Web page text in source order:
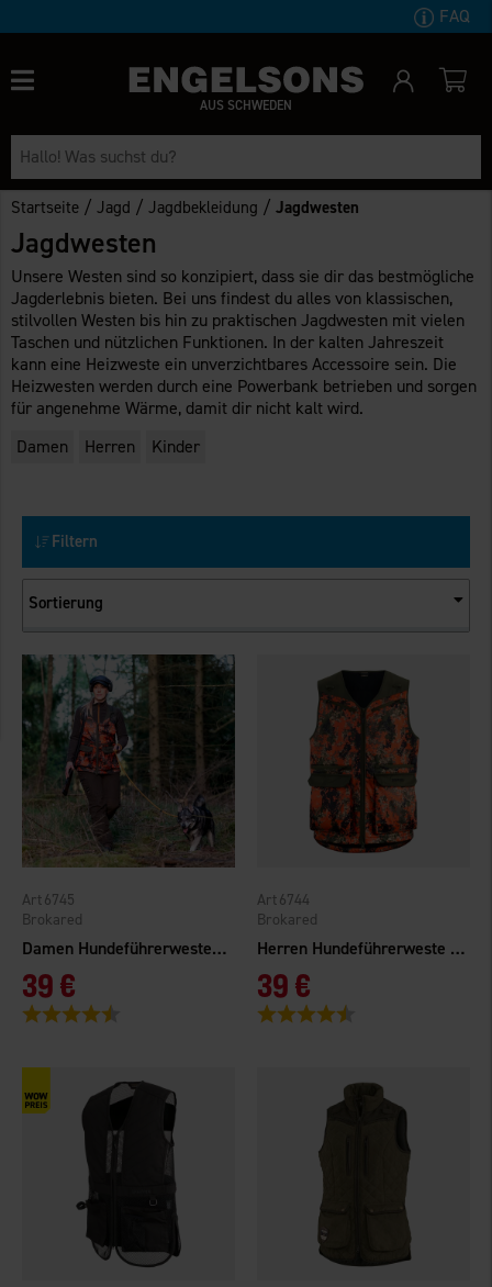
FAQ
AUS SCHWEDEN
Startseite /Jagd /Jagdbekleidung /Jagdwesten
Jagdwesten
Unsere Westen sind so konzipiert, dass sie dir das bestmögliche
Jagderlebnis bieten. Bei uns findest du alles von klassischen,
stilvollen Westen bis hin zu praktischen Jagdwesten mit vielen
Taschen und nützlichen Funktionen. In der kalten Jahreszeit
kann eine Heizweste ein unverzichtbares Accessoire sein. Die
Heizwesten werden durch eine Powerbank betrieben und sorgen
für angenehme Wärme, damit dir nicht kalt wird.
Damen
Herren Kinder
Filtern
Sortierung
Damen Hundeführerweste Bear
Brokared
6745
39 €
Bewertung:
Herren Hundeführerweste Bear
Brokared
6744
39 €
Bewertung: